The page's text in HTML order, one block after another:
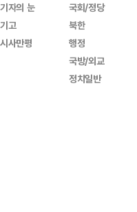
기자의 눈
기고
시사만평
국회/정당
북한
행정
국방/외교
정치일반